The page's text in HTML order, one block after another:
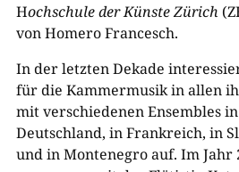
Hochschule der Künste Zürich
von Homero Francesch.
In der letzten Dekade
für die Kammermusik in allen
mit verschiedenen Ensembles
Deutschland, in Frankreich, in
und in Montenegro auf. Im Jahr